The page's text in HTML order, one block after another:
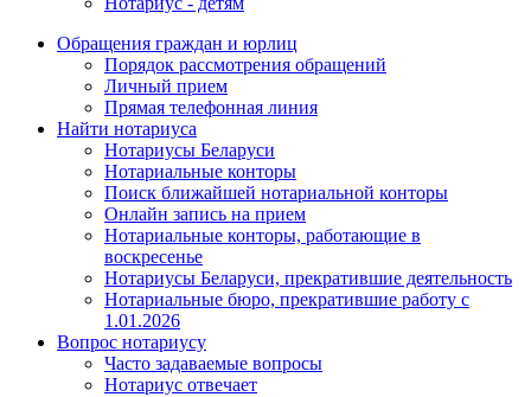
Обращения граждан и юрлиц
Порядок рассмотрения обращений
Личный прием
Прямая телефонная линия
Найти нотариуса
Нотариусы Беларуси
Нотариальные конторы
Поиск ближайшей нотариальной конторы
Онлайн запись на прием
Нотариальные конторы, работающие в
воскресенье
Нотариусы Беларуси, прекратившие деятельность
Нотариальные бюро, прекратившие работу с
1.01.2026
Вопрос нотариусу
Часто задаваемые вопросы
Нотариус отвечает